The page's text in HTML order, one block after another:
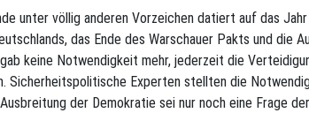
unter völlig anderen Vorzeichen datiert auf das
das Ende des Warschauer Pakts und die
keine Notwendigkeit mehr, jederzeit die
Sicherheitspolitische Experten stellten die
der Demokratie sei nur noch eine Frage